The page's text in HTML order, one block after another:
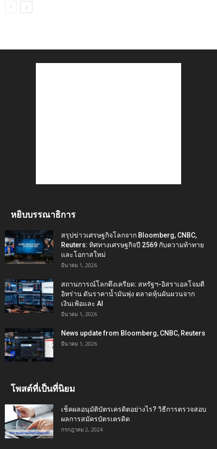
หยิบบรรณาธิการ
สรุปข่าวเศรษฐกิจโลกจาก Bloomberg, CNBC,
Reuters: ทิศทางเศรษฐกิจปี 2569 กับความท้าทาย
และโอกาสใหม่
มีนาคม 1, 2026
สถานการณ์โลกตึงเครียด: สหรัฐฯ-อิสราเอลโจมตี
อิหร่าน ดันราคาน้ำมันพุ่ง ตลาดหุ้นผันผวนจาก
เงินเฟ้อและ AI
มีนาคม 1, 2026
News update from Bloomberg, CNBC, Reuters
มีนาคม 1, 2026
โพสต์ที่เป็นที่นิยม
เช็คผลอนุมัติบัตรเครดิตอย่างไร? วิธีการตรวจสอบ
ผลการสมัครบัตรเครดิต
กรกฎาคม 2, 2024